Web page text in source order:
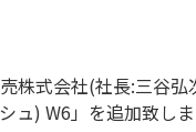
株式会社(社長:三谷
ュ) W6」を追加致しま